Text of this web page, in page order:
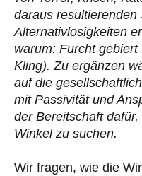
daraus resultierenden
Alternativlosigkeiten
warum: Furcht gebiert
Kling). Zu ergänzen
auf die
mit Passivität und
der Bereitschaft
Winkel zu suchen.
Wir fragen, wie die